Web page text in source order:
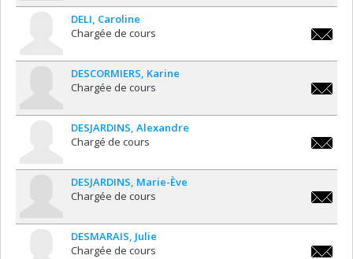
DELI Caroline
Chargée de cours
DESCORMIERS Karine
Chargée de cours
DESJARDINS Alexandre
Chargé de cours
DESJARDINS Marie-Ève
Chargée de cours
DESMARAIS Julie
Chargée de cours